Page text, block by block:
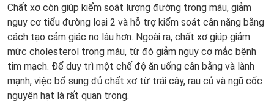
Chất xơ còn giúp kiểm soát lượng đường trong máu, giảm
nguy cơ tiểu đường loại 2 và hỗ trợ kiểm soát cân nặng bằng
cách tạo cảm giác no lâu hơn. Ngoài ra, chất xơ giúp giảm
mức cholesterol trong máu, từ đó giảm nguy cơ mắc bệnh
tim mạch. Để duy trì một chế độ ăn uống cân bằng và lành
mạnh, việc bổ sung đủ chất xơ từ trái cây, rau củ và ngũ cốc
nguyên hạt là rất quan trọng.